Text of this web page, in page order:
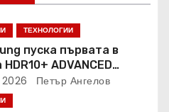
ТЕХНОЛОГИИ
пуска първата в
HDR10+ ADVANCED
услуга в Prime
2026 Петър Ангелов